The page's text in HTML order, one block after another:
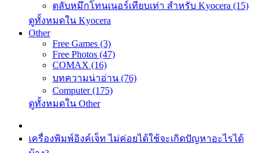
ตลับหมึกโทนเนอร์เทียบเท่า สำหรับ Kyocera (15)
ดูทั้งหมดใน Kyocera
Other
Free Games (3)
Free Photos (47)
COMAX (16)
บทความน่าอ่าน (76)
Computer (175)
ดูทั้งหมดใน Other
เครื่องพิมพ์อิงค์เจ็ท ไม่ค่อยได้ใช้จะเกิดปัญหาอะไรได้